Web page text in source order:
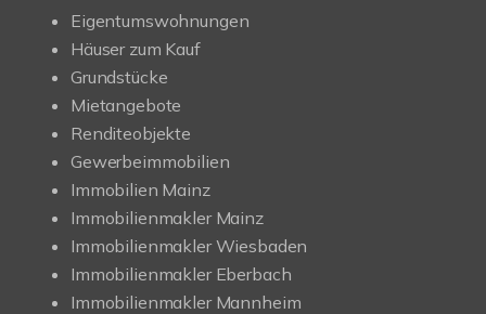
Eigentumswohnungen
Häuser zum Kauf
Grundstücke
Mietangebote
Renditeobjekte
Gewerbeimmobilien
Immobilien Mainz
Immobilienmakler Mainz
Immobilienmakler Wiesbaden
Immobilienmakler Eberbach
Immobilienmakler Mannheim